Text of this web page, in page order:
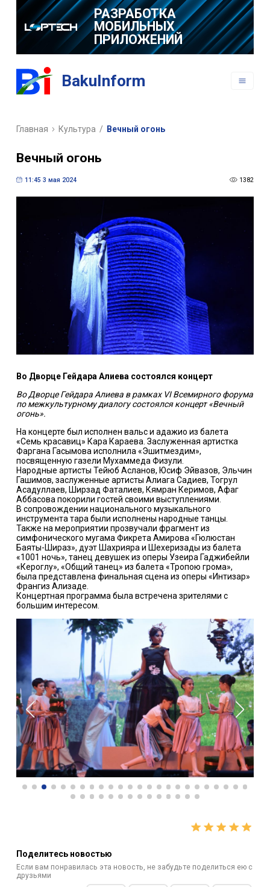
РАЗРАБОТКА
МОБИЛЬНЫХ
ПРИЛОЖЕНИЙ
BakuInform
Главная Культура / Вечный огонь
Вечный огонь
11:45 3 мая 2024 1382
Во Дворце Гейдара Алиева состоялся концерт
Во Дворце Гейдара Алиева в рамках VI Всемирного форума
по межкультурному диалогу состоялся концерт «Вечный
огонь».
На концерте был исполнен вальс и адажио из балета
«Семь красавиц» Кара Караева. Заслуженная артистка
Фаргана Гасымова исполнила «Эшитмездим»,
посвященную газели Мухаммеда Физули.
Народные артисты Тейюб Асланов, Юсиф Эйвазов, Эльчин
Гашимов, заслуженные артисты Алиага Садиев, Тогрул
Асадуллаев, Ширзад Фаталиев, Кямран Керимов, Афаг
Аббасова покорили гостей своими выступлениями.
В сопровождении национального музыкального
инструмента тара были исполнены народные танцы.
Также на мероприятии прозвучали фрагмент из
симфонического мугама Фикрета Амирова «Гюлюстан
Баяты-Шираз», дуэт Шахрияра и Шехеризады из балета
«1001 ночь», танец девушек из оперы Узеира Гаджибейли
«Кероглу», «Общий танец» из балета «Тропою грома»,
была представлена финальная сцена из оперы «Интизар»
Франгиз Ализаде.
Концертная программа была встречена зрителями с
большим интересом.
Поделитесь новостью
Если вам понравилась эта новость, не забудьте поделиться ею с
друзьями